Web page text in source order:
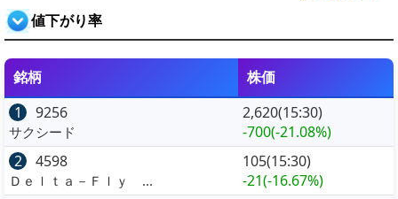
値下がり率
銘柄
株価
1
9256
サクシード
2,620(15:30)
-700(-21.08%)
2
4598
Ｄｅｌｔａ－Ｆｌｙ ...
105(15:30)
-21(-16.67%)